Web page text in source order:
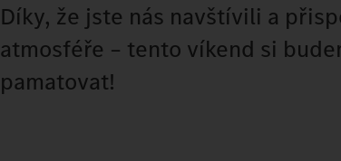
Díky, že jste nás navštívili a
atmosféře – tento víkend si
pamatovat!